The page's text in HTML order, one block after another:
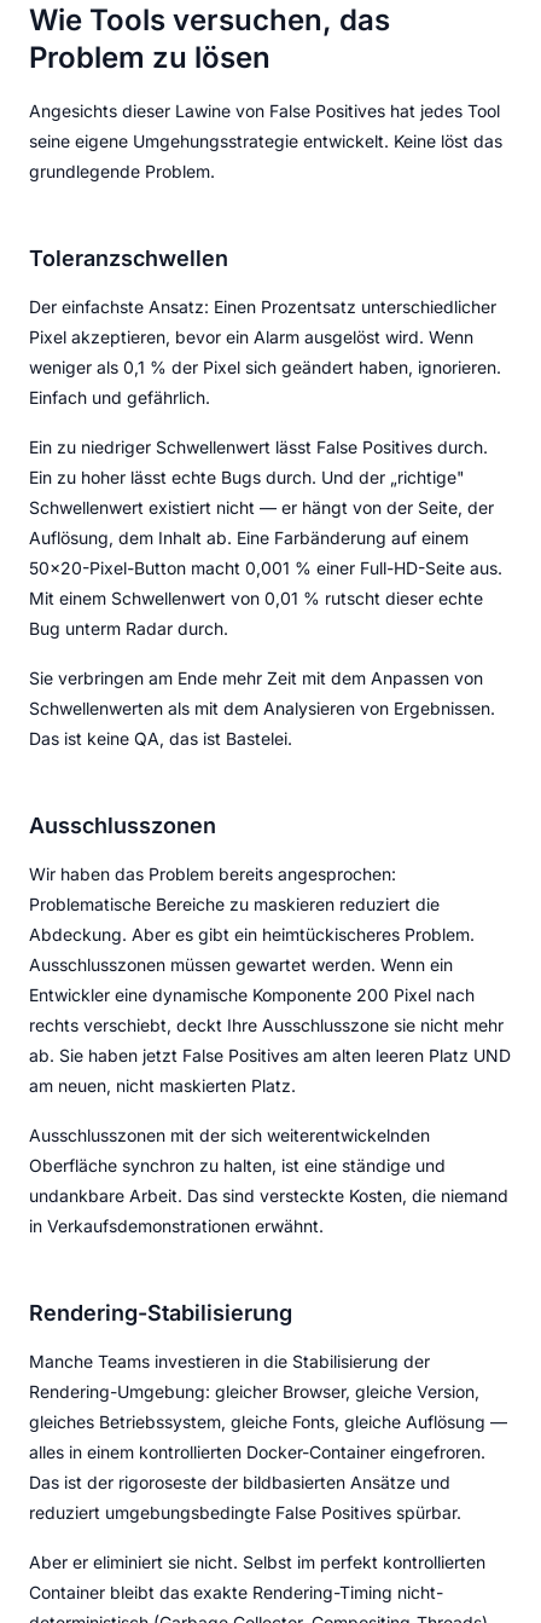
Wie Tools versuchen, das
Problem zu lösen
Angesichts dieser Lawine von False Positives hat jedes Tool
seine eigene Umgehungsstrategie entwickelt. Keine löst das
grundlegende Problem.
Toleranzschwellen
Der einfachste Ansatz: Einen Prozentsatz unterschiedlicher
Pixel akzeptieren, bevor ein Alarm ausgelöst wird. Wenn
weniger als 0,1 % der Pixel sich geändert haben, ignorieren.
Einfach und gefährlich.
Ein zu niedriger Schwellenwert lässt False Positives durch.
Ein zu hoher lässt echte Bugs durch. Und der „richtige"
Schwellenwert existiert nicht — er hängt von der Seite, der
Auflösung, dem Inhalt ab. Eine Farbänderung auf einem
50x20-Pixel-Button macht 0,001 % einer Full-HD-Seite aus.
Mit einem Schwellenwert von 0,01 % rutscht dieser echte
Bug unterm Radar durch.
Sie verbringen am Ende mehr Zeit mit dem Anpassen von
Schwellenwerten als mit dem Analysieren von Ergebnissen.
Das ist keine QA, das ist Bastelei.
Ausschlusszonen
Wir haben das Problem bereits angesprochen:
Problematische Bereiche zu maskieren reduziert die
Abdeckung. Aber es gibt ein heimtückischeres Problem.
Ausschlusszonen müssen gewartet werden. Wenn ein
Entwickler eine dynamische Komponente 200 Pixel nach
rechts verschiebt, deckt Ihre Ausschlusszone sie nicht mehr
ab. Sie haben jetzt False Positives am alten leeren Platz UND
am neuen, nicht maskierten Platz.
Ausschlusszonen mit der sich weiterentwickelnden
Oberfläche synchron zu halten, ist eine ständige und
undankbare Arbeit. Das sind versteckte Kosten, die niemand
in Verkaufsdemonstrationen erwähnt.
Rendering-Stabilisierung
Manche Teams investieren in die Stabilisierung der
Rendering-Umgebung: gleicher Browser, gleiche Version,
gleiches Betriebssystem, gleiche Fonts, gleiche Auflösung —
alles in einem kontrollierten Docker-Container eingefroren.
Das ist der rigoroseste der bildbasierten Ansätze und
reduziert umgebungsbedingte False Positives spürbar.
Aber er eliminiert sie nicht. Selbst im perfekt kontrollierten
Container bleibt das exakte Rendering-Timing nicht-